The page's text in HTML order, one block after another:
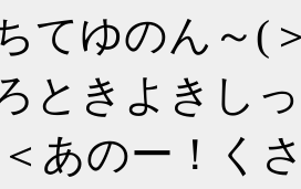
てゆのん～(
ときよきし
あのー！く